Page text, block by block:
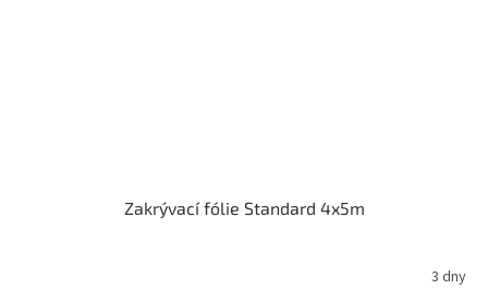
Zakrývací fólie Standard 4x5m
3 dny